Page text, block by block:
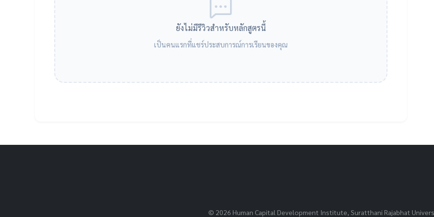
ยังไม่มีรีวิวสำหรับหลักสูตรนี้
เป็นคนแรกที่แชร์ประสบการณ์การเรียนของคุณ
© 2026 Human Capital Development Institute, Suratthani Rajabhat